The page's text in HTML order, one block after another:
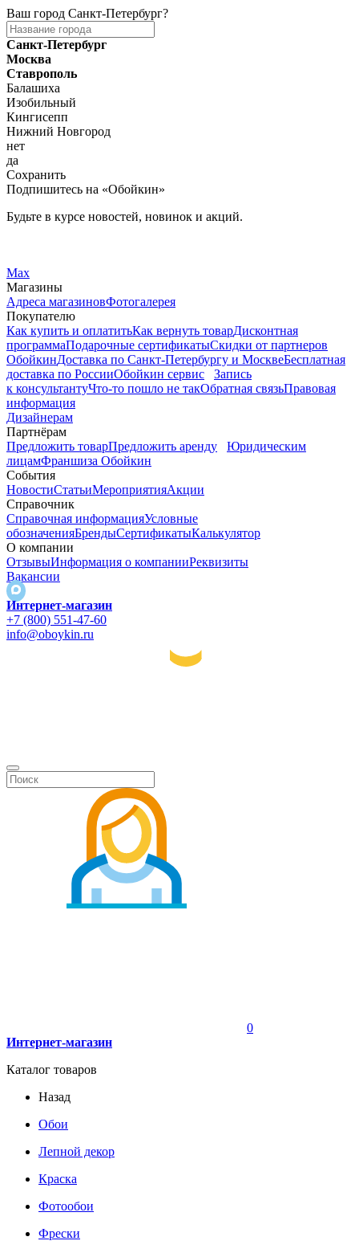
Ваш город Санкт-Петербург?
Санкт-Петербург
Москва
Ставрополь
Балашиха
Изобильный
Кингисепп
Нижний Новгород
нет
да
Сохранить
Подпишитесь на «Обойкин»
Будьте в курсе новостей, новинок и акций.
Max
Магазины
Адреса магазиновФотогалерея
Покупателю
Как купить и оплатитьКак вернуть товарДисконтная
программаПодарочные сертификатыСкидки от партнеров
ОбойкинДоставка по Санкт-Петербургу и МосквеБесплатная
доставка по РоссииОбойкин сервис
Запись
к консультантуЧто-то пошло не такОбратная связьПравовая
информация
Дизайнерам
Партнёрам
Предложить товарПредложить аренду
Юридическим
лицамФраншиза Обойкин
События
НовостиСтатьиМероприятияАкции
Справочник
Справочная информацияУсловные
обозначенияБрендыСертификатыКалькулятор
О компании
ОтзывыИнформация о компанииРеквизиты
Вакансии
Интернет-магазин
+7 (800) 551-47-60
info@oboykin.ru
0
Интернет-магазин
Каталог товаров
Назад
Обои
Лепной декор
Краска
Фотообои
Фрески